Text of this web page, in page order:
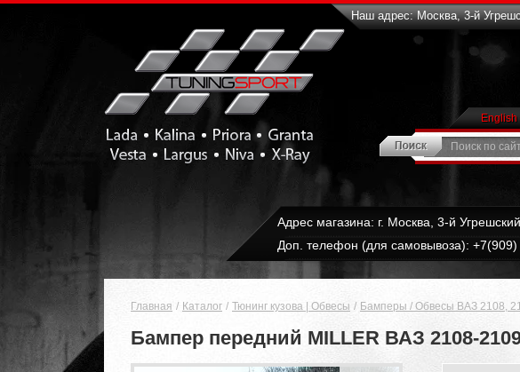
Наш адрес: Москва, 3-й
Адрес магазина: г. Москва, 3-й
Доп. телефон (для самовывоза):
Главная Каталог Тюнинг кузова | Обвесы Бамперы / Обвесы ВАЗ 2108,
Бампер передний MILLER ВАЗ 2108-